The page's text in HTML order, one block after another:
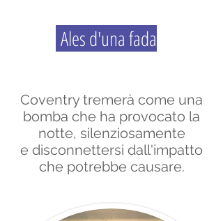
Ales d'una fada
Coventry tremerà come una
bomba che ha provocato la
notte, silenziosamente
e disconnettersi dall'impatto
che potrebbe causare.